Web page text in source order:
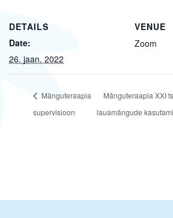
DETAILS
Date:
26. jaan. 2022
VENUE
Zoom
Mänguteraapia
supervisioon
Mänguteraapia XXI
lauamängude